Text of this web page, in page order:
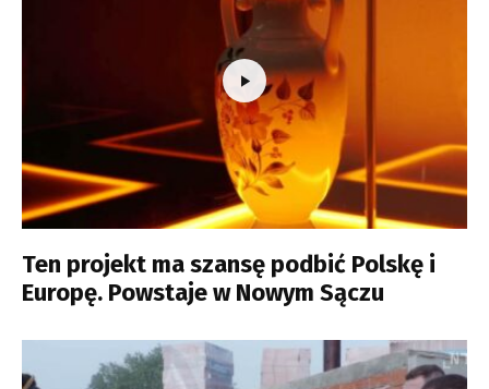
Ten projekt ma szansę podbić Polskę i
Europę. Powstaje w Nowym Sączu